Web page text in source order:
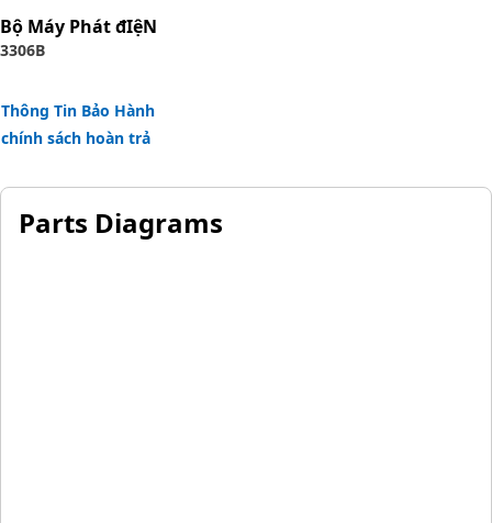
Bộ Máy Phát đIệN
3306B
Thông Tin Bảo Hành
chính sách hoàn trả
Parts Diagrams